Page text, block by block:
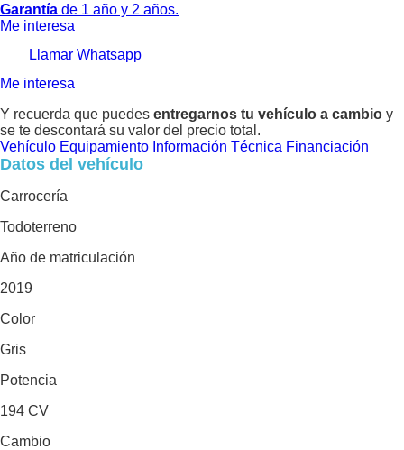
Garantía de 1 año y 2 años.
Me interesa
Llamar Whatsapp
Me interesa
Y recuerda que puedes entregarnos tu vehículo a cambio y
se te descontará su valor del precio total.
Vehículo Equipamiento Información Técnica Financiación
Datos del vehículo
Carrocería
Todoterreno
Año de matriculación
2019
Color
Gris
Potencia
194 CV
Cambio